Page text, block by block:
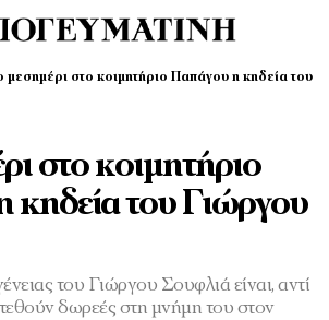
μεσημέρι στο κοιμητήριο Παπάγου η κηδεία του
στο κοιμητήριο
κηδεία του Γιώργου
του Γιώργου Σουφλιά είναι, αντί
δωρεές στη μνήμη του στον